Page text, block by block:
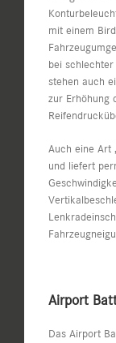
mit einem
bei
stehen auch
zur Erhöhung
Auch eine Art
und liefert
Airport
Das Airport